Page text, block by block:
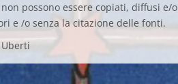
possono essere copiati, diffusi e/o
e /o senza la citazione delle fonti.